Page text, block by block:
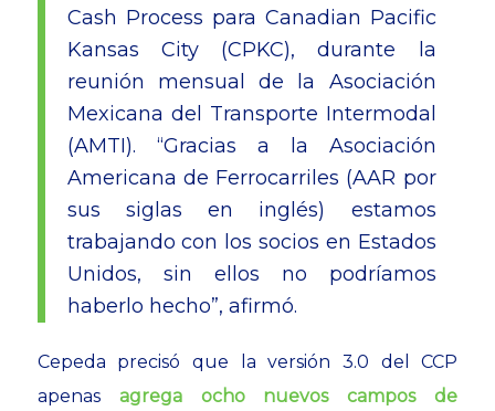
Cash Process para Canadian Pacific
Kansas City (CPKC), durante la
reunión mensual de la Asociación
Mexicana del Transporte Intermodal
(AMTI). “Gracias a la Asociación
Americana de Ferrocarriles (AAR por
sus siglas en inglés) estamos
trabajando con los socios en Estados
Unidos, sin ellos no podríamos
haberlo hecho”, afirmó.
Cepeda precisó que la versión 3.0 del CCP
apenas agrega ocho nuevos campos de